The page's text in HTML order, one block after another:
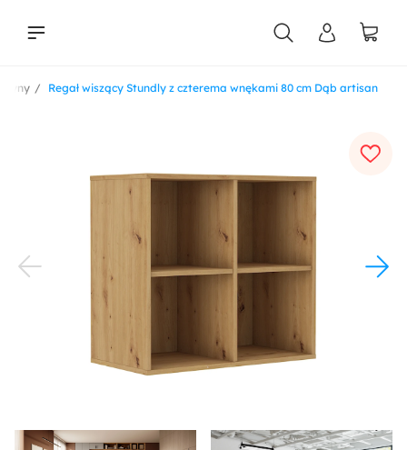
Regał wiszący Stundly z czterema wnękami 80 cm Dąb artisan